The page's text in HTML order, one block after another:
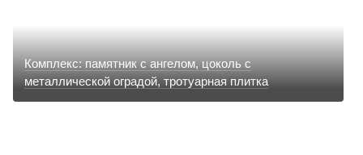
Комплекс: памятник с ангелом, цоколь с
металлической оградой, тротуарная плитка